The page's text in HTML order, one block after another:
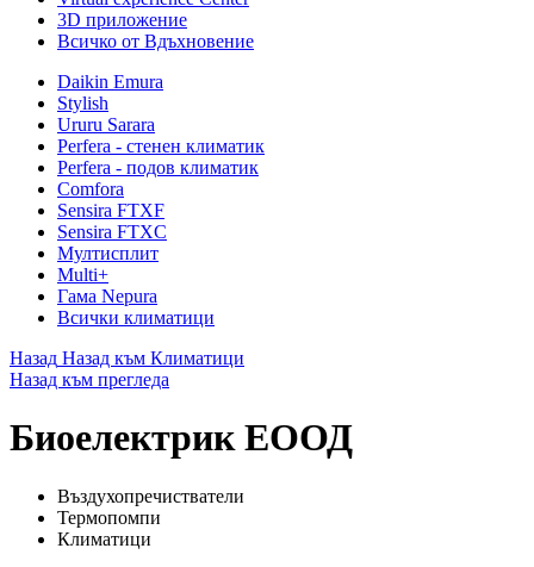
3D приложение
Всичко от Вдъхновение
Daikin Emura
Stylish
Ururu Sarara
Perfera - стенен климатик
Perfera - подов климатик
Comfora
Sensira FTXF
Sensira FTXC
Мултисплит
Multi+
Гама Nepura
Всички климатици
Назад Назад към Климатици
Назад към прегледа
Биоелектрик ЕООД
Въздухопречистватели
Термопомпи
Климатици